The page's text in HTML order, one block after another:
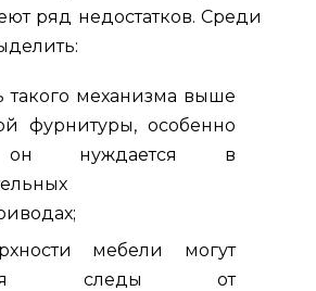
ряд недостатков. Среди
такого механизма выше
фурнитуры, особенно
он нуждается в
мебели могут
следы от